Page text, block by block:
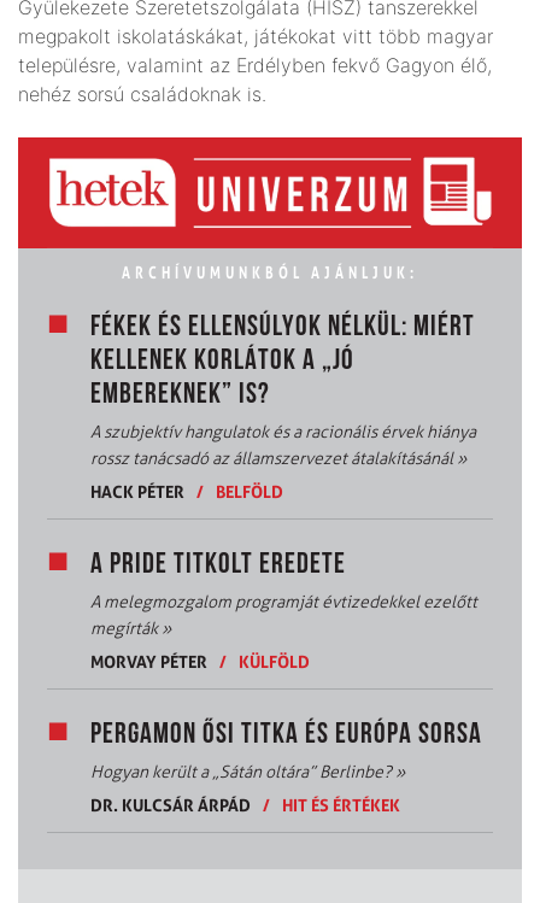
Gyülekezete Szeretetszolgálata (HISZ) tanszerekkel
megpakolt iskolatáskákat, játékokat vitt több magyar
településre, valamint az Erdélyben fekvő Gagyon élő,
nehéz sorsú családoknak is.
ARCHÍVUMUNKBÓL AJÁNLJUK:
FÉKEK ÉS ELLENSÚLYOK NÉLKÜL: MIÉRT
KELLENEK KORLÁTOK A „JÓ
EMBEREKNEK” IS?
A szubjektív hangulatok és a racionális érvek hiánya
rossz tanácsadó az államszervezet átalakításánál»
HACK PÉTER
/ BELFÖLD
A PRIDE TITKOLT EREDETE
A melegmozgalom programját évtizedekkel ezelőtt
megírták»
MORVAY PÉTER
/ KÜLFÖLD
PERGAMON ŐSI TITKA ÉS EURÓPA SORSA
Hogyan került a „Sátán oltára” Berlinbe?»
DR. KULCSÁR ÁRPÁD
/ HIT ÉS ÉRTÉKEK